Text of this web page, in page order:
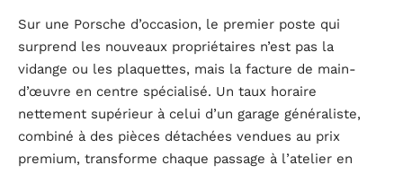
Sur une Porsche d’occasion, le premier poste qui
surprend les nouveaux propriétaires n’est pas la
vidange ou les plaquettes, mais la facture de main-
d’œuvre en centre spécialisé. Un taux horaire
nettement supérieur à celui d’un garage généraliste,
combiné à des pièces détachées vendues au prix
premium, transforme chaque passage à l’atelier en